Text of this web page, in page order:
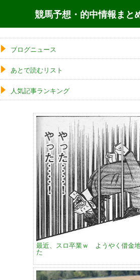
競馬予想・的中情報まと
ブログニュース
あとで読むリスト
人気記事ランキング
最近、スロ卒業ｗ ようやく借金
た